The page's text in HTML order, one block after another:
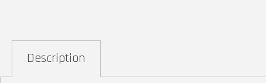
Description